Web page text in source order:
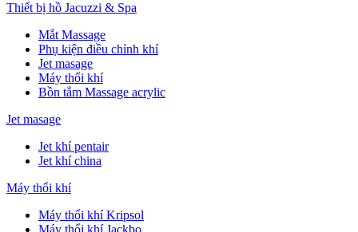
Thiết bị hồ Jacuzzi & Spa
Mắt Massage
Phụ kiện điều chỉnh khí
Jet masage
Máy thổi khí
Bồn tắm Massage acrylic
Jet masage
Jet khí pentair
Jet khí china
Máy thổi khí
Máy thổi khí Kripsol
Máy thổi khí Jackbo